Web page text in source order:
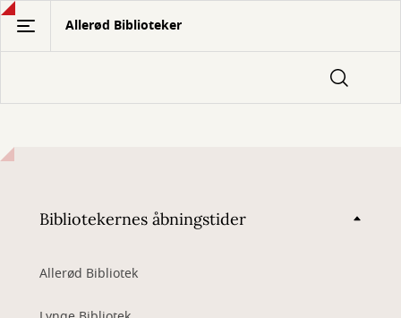
Gå
hovedindhold
Allerød Biblioteker
Bibliotekernes åbningstider
Allerød Bibliotek